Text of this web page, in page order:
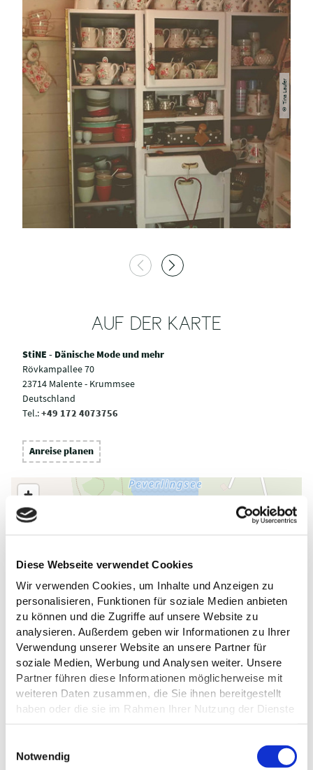
Diese Webseite verwendet Cookies
Wir verwenden Cookies, um Inhalte und Anzeigen zu
personalisieren, Funktionen für soziale Medien anbieten
zu können und die Zugriffe auf unsere Website zu
analysieren. Außerdem geben wir Informationen zu Ihrer
Verwendung unserer Website an unsere Partner für
soziale Medien, Werbung und Analysen weiter. Unsere
Partner führen diese Informationen möglicherweise mit
weiteren Daten zusammen, die Sie ihnen bereitgestellt
haben oder die sie im Rahmen Ihrer Nutzung der Dienste
gesammelt haben.
Datenschutz
Notwendig
© Tina Laufer
AUF DER KARTE
StiNE - Dänische Mode und mehr
Rövkampallee 70
23714 Malente - Krummsee
Deutschland
Tel.:+49 172 4073756
Anreise planen